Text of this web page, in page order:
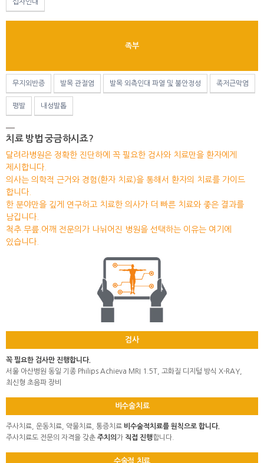
십자인대
족부
무지외반증 발목 관절염 발목 외측인대 파열 및 불안정성 족저근막염
평발 내성발톱
치료 방법 궁금하시죠?
달려라병원은 정확한 진단하에 꼭 필요한 검사와 치료만을 환자에게
제시합니다.
의사는 의학적 근거와 경험(환자 치료)을 통해서 환자의 치료를 가이드
합니다.
한 분야만을 깊게 연구하고 치료한 의사가 더 빠른 치료와 좋은 결과를
남깁니다.
척추.무릎.어깨 전문의가 나뉘어진 병원을 선택하는 이유는 여기에
있습니다.
검사
꼭 필요한 검사만 진행합니다.
서울 아산병원 동일 기종 Philips Achieva MRI 1.5T, 고화질 디지털 방식 X-RAY,
최신형 초음파 장비
비수술치료
주사치료, 운동치료, 약물치료, 통증치료 비수술적치료를 원칙으로 합니다.
주사치료도 전문의 자격을 갖춘 주치의 가 직접 진행합니다.
수술적 치료